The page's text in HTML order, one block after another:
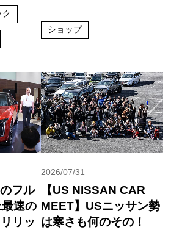
ショップ
フル
速の
リッ
2026/07/31
【US NISSAN CAR
MEET】USニッサン勢
は寒さも何のその！